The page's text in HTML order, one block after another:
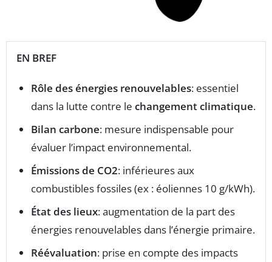
EN BREF
Rôle des énergies renouvelables: essentiel
dans la lutte contre le changement climatique.
Bilan carbone: mesure indispensable pour
évaluer l’impact environnemental.
Émissions de CO2: inférieures aux
combustibles fossiles (ex : éoliennes 10 g/kWh).
État des lieux: augmentation de la part des
énergies renouvelables dans l’énergie primaire.
Réévaluation: prise en compte des impacts